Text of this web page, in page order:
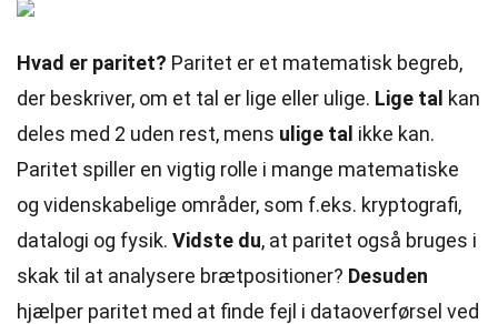
Hvad er paritet? Paritet er et matematisk begreb,
der beskriver, om et tal er lige eller ulige. Lige tal kan
deles med 2 uden rest, mens ulige tal ikke kan.
Paritet spiller en vigtig rolle i mange matematiske
og videnskabelige områder, som f.eks. kryptografi,
datalogi og fysik. Vidste du, at paritet også bruges i
skak til at analysere brætpositioner? Desuden
hjælper paritet med at finde fejl i dataoverførsel ved